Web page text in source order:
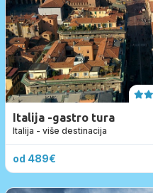
Italija -gastro tura
Italija - više destinacija
od 489€